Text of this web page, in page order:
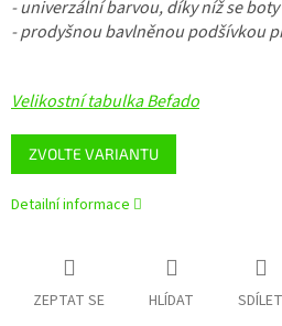
ZVOLTE VARIANTU
- univerzální barvou, díky níž se
- prodyšnou bavlněnou podšívkou
Velikostní tabulka Befado
Detailní informace
ZEPTAT SE HLÍDAT SDÍLET